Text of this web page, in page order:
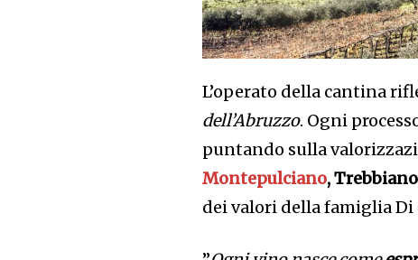
L’operato della cantina
dell’Abruzzo. Ogni
puntando sulla
Montepulciano,
dei valori della famiglia Di